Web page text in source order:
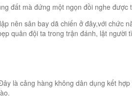
đất mà đứng một ngọn đồi nghe
nên sân bay dã chiến ở đây,với
quân đội ta trong trận đánh, lật người
là cảng hàng không dân dụng kết